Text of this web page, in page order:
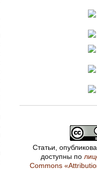
Статьи,
доступны по
Commons